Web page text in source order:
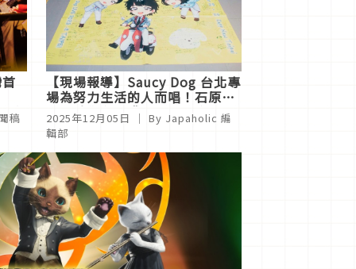
搖
稿
【現場報導】Saucy Dog 台北專
場為努力生活的人而唱！石原妙
回「聽你在叭噗」成最大亮點
2025年12月05日 ｜ By Japaholic 編
輯部